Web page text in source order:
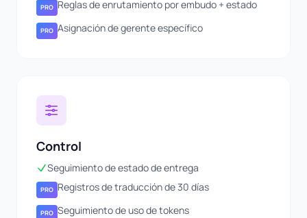
PRO Reglas de enrutamiento por embudo + estado
PRO Asignación de gerente específico
Control
Seguimiento de estado de entrega
PRO Registros de traducción de 30 días
PRO Seguimiento de uso de tokens